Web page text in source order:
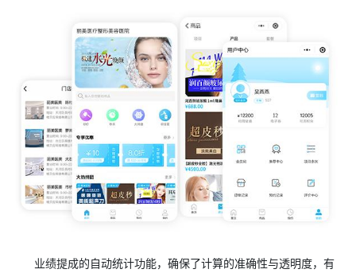
业绩提成的自动统计功能，确保了计算的准确性与透明度，有